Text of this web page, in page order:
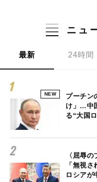
ニュ
最新 24時間
NEW
プーチン
け」…中
る“大国
〈屈辱
「無視
ロシアが